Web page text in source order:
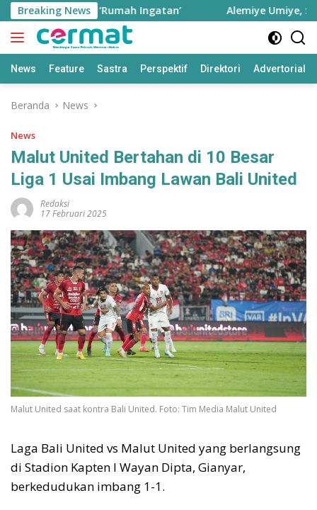
Langsung
ke
konten
Breaking News
sebagai ‘Rumah Ingatan’ Alemiye Umiye,
News Feature Sastra Perspektif Direktori Advertorial
Beranda News
News
Malut United Bertahan di 10 Besar
Liga 1 Usai Imbang Lawan Bali United
Redaksi
17 Februari 2025
Malut United saat kontra Bali United. Foto: Tim Media Malut United
Laga Bali United vs Malut United yang berlangsung
di Stadion Kapten I Wayan Dipta, Gianyar,
berkedudukan imbang 1-1.